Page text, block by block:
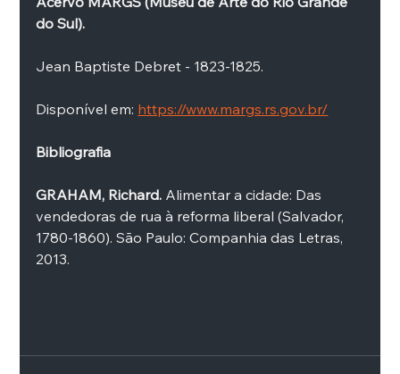
do Sul).
Jean Baptiste Debret - 1823-1825.
Disponível em: https://www.margs.rs.gov.br/
Bibliografia
GRAHAM, Richard. Alimentar a cidade: Das
vendedoras de rua à reforma liberal (Salvador,
1780-1860). São Paulo: Companhia das Letras,
2013.